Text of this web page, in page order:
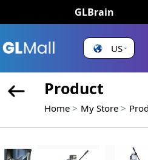
GLBrain
US
Product
Home My Store